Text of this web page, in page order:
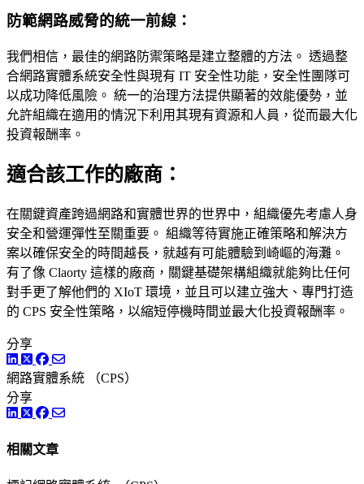
防範網路威脅的統一前線：
我們相信，最佳的網路防禦策略是建立整體的方法。 透過整
合網路實體系統安全性與現有 IT 安全性功能，安全性團隊可
以成功降低風險。 統一的治理方法提供顯著的效能優勢，並
允許組織在適用的情況下利用其現有資源和人員，從而最大化
投資報酬率。
適合該工作的廠商：
在關鍵資產跨過網路和實體世界的世界中，組織優先考慮人身
安全和營運彈性至關重要。 組織等待實施正確策略和解決方
案以確保安全的時間越長，就越有可能體驗到崎嶇的海灘。
有了像 Claorty 這樣的廠商，關鍵基礎架構組織就能夠比任何
對手更了解他們的 XIoT 環境，並且可以建立強大、專門打造
的 CPS 安全性策略，以縮短停機時間並最大化投資報酬率。
分享
LinkedIn
TwitterFacebook
網路實體系統 （CPS）
分享
LinkedIn
TwitterFacebook
相關文章